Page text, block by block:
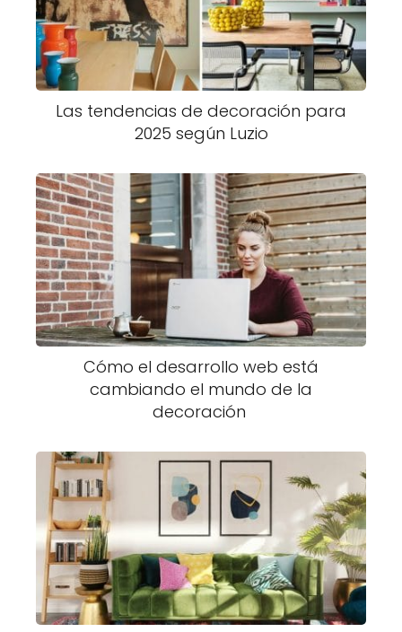
Las tendencias de decoración para
2025 según Luzio
Cómo el desarrollo web está
cambiando el mundo de la
decoración